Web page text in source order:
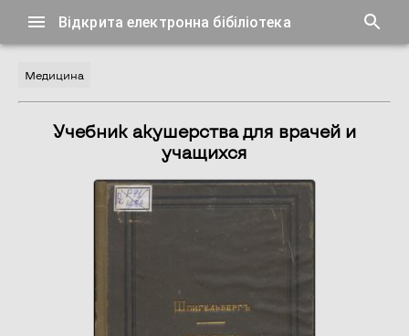
Відкрита електронна бібіліотека
Медицина
Учебник акушерства для врачей и
учащихся